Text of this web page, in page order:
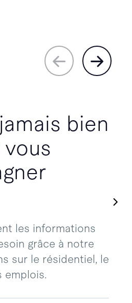
bien
les informations
grâce à notre
sur le résidentiel, le
emplois.